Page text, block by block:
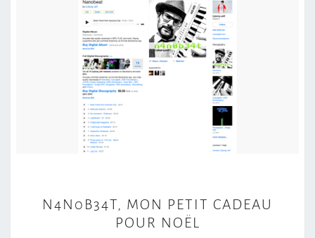
4
N
N4N0B34T, MON PETIT CADEAU
POUR NOËL